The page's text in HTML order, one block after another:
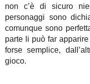
non c’è di sicuro
personaggi sono
comunque sono
parte li può far apparire
forse semplice,
gioco.